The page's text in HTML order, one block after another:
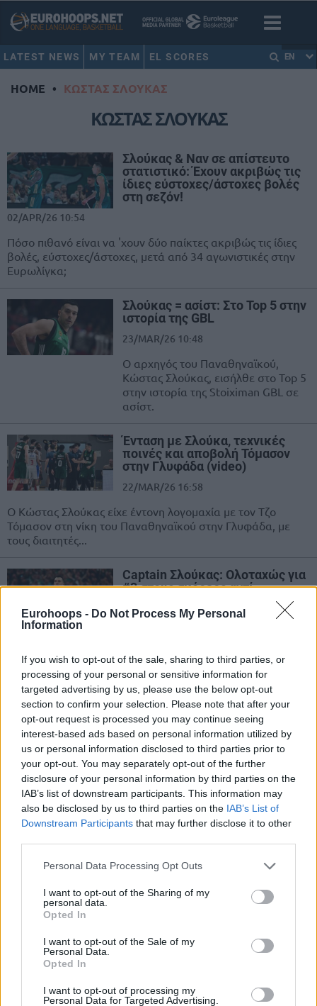
Eurohoops - Do Not Process My Personal
Information
If you wish to opt-out of the sale, sharing to third parties, or
processing of your personal or sensitive information for
targeted advertising by us, please use the below opt-out
section to confirm your selection. Please note that after your
opt-out request is processed you may continue seeing
interest-based ads based on personal information utilized by
us or personal information disclosed to third parties prior to
your opt-out. You may separately opt-out of the further
disclosure of your personal information by third parties on the
IAB’s list of downstream participants. This information may
also be disclosed by us to third parties on the IAB’s List of
Downstream Participants that may further disclose it to other
Please note that this website/app uses one or more Google
not limited to your visit or usage behaviour. You may click to
grant or deny consent to Google and its third-party tags to
use your data for below specified purposes in below Google
consent section.
Personal Data Processing Opt Outs
I want to opt-out of the Sharing of my
personal data.
Opted In
I want to opt-out of the Sale of my
Personal Data.
Opted In
I want to opt-out of processing my
Personal Data for Targeted Advertising.
LATEST NEWS MY TEAM EL SCORES EN
HOME • ΚΩΣΤΑΣ ΣΛΟΥΚΑΣ
ΚΩΣΤΑΣ ΣΛΟΥΚΑΣ
Σλούκας & Ναν σε απίστευτο
στατιστικό: Έχουν ακριβώς τις
ίδιες εύστοχες/άστοχες βολές
στη σεζόν!
02/APR/26 10:54
Πόσο πιθανό είναι να 'χουν δύο παίκτες ακριβώς τις ίδιες
βολές, εύστοχες/άστοχες, μετά από 34 αγωνιστικές στην
Ευρωλίγκα;
Σλούκας = ασίστ: Στο Top 5 στην
ιστορία της GBL
23/MAR/26 10:48
Ο αρχηγός του Παναθηναϊκού,
Κώστας Σλούκας, εισήλθε στο Top 5
στην ιστορία της Stoiximan GBL σε
ασίστ.
Ένταση με Σλούκα, τεχνικές
ποινές και αποβολή Τόμασον
στην Γλυφάδα (video)
22/MAR/26 16:58
Ο Κώστας Σλούκας είχε έντονη λογομαχία με τον Τζο
Τόμασον στη νίκη του Παναθηναϊκού στην Γλυφάδα, με
τους διαιτητές...
Captain Σλούκας: Ολοταχώς για
#3 στους σκόρερς αντί
19/MAR/26 17:39
έτοιμος για τουλάχιστον ακόμη ένα milestone στην
Ευρωλίγκα.
Σλούκας: Η έκπληξη στη μικρή
Σίλια (video)
16/MAR/26 14:03
Ο αρχηγός του Παναθηναϊκού,
Κώστας Σλούκας, έκανε
πραγματικότητα την επιθυμία της
μικρής Σίλιας.
Παναθηναϊκός: Κανονικά ο
Ο Κώστας Σλούκας προπονήθηκε
Παναθηναϊκός: Τενοντίτιδα στο
“Ιβανώφειο”